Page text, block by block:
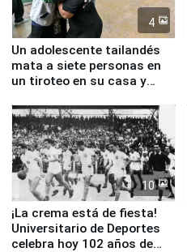
4
Un adolescente tailandés
mata a siete personas en
un tiroteo en su casa y
10
¡La crema está de fiesta!
Universitario de Deportes
celebra hoy 102 años de